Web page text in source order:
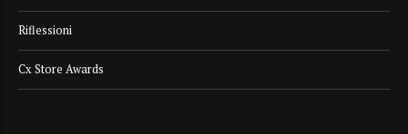
Riflessioni
Cx Store Awards